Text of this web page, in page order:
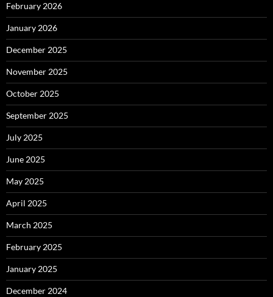
February 2026
January 2026
December 2025
November 2025
October 2025
September 2025
July 2025
June 2025
May 2025
April 2025
March 2025
February 2025
January 2025
December 2024